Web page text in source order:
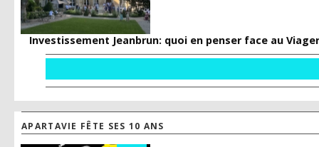
Investissement Jeanbrun: quoi en penser face au Viager
APARTAVIE FÊTE SES 10 ANS